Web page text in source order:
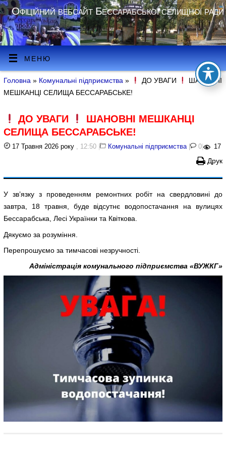
Офіційний вебсайт Бессарабської селищної ради
МЕНЮ
Головна » Комунальні підприємства » ДО УВАГИ
ШАНОВНІ
МЕШКАНЦІ СЕЛИЩА БЕССАРАБСЬКЕ!
ДО УВАГИ
ШАНОВНІ МЕШКАНЦІ
СЕЛИЩА БЕССАРАБСЬКЕ!
17 Травня 2026 року , 12:50 | Комунальні підприємства| 0 | 17
Друк
У зв’язку з проведенням ремонтних робіт на свердловині до
завтра, 18 травня, буде відсутнє водопостачання на вулицях
Бессарабська, Лесі Українки та Квіткова.
Дякуємо за розуміння.
Перепрошуємо за тимчасові незручності.
Адміністрація комунального підприємства «ВУЖКГ»